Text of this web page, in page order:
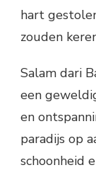
hart
zouden
Salam dari
een
en
paradijs op
schoonheid